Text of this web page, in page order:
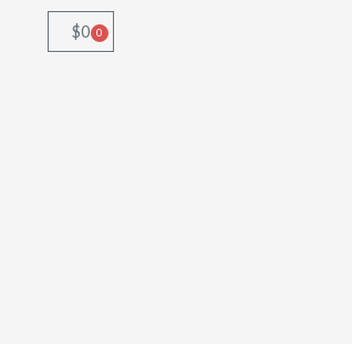
$0 0
Cart